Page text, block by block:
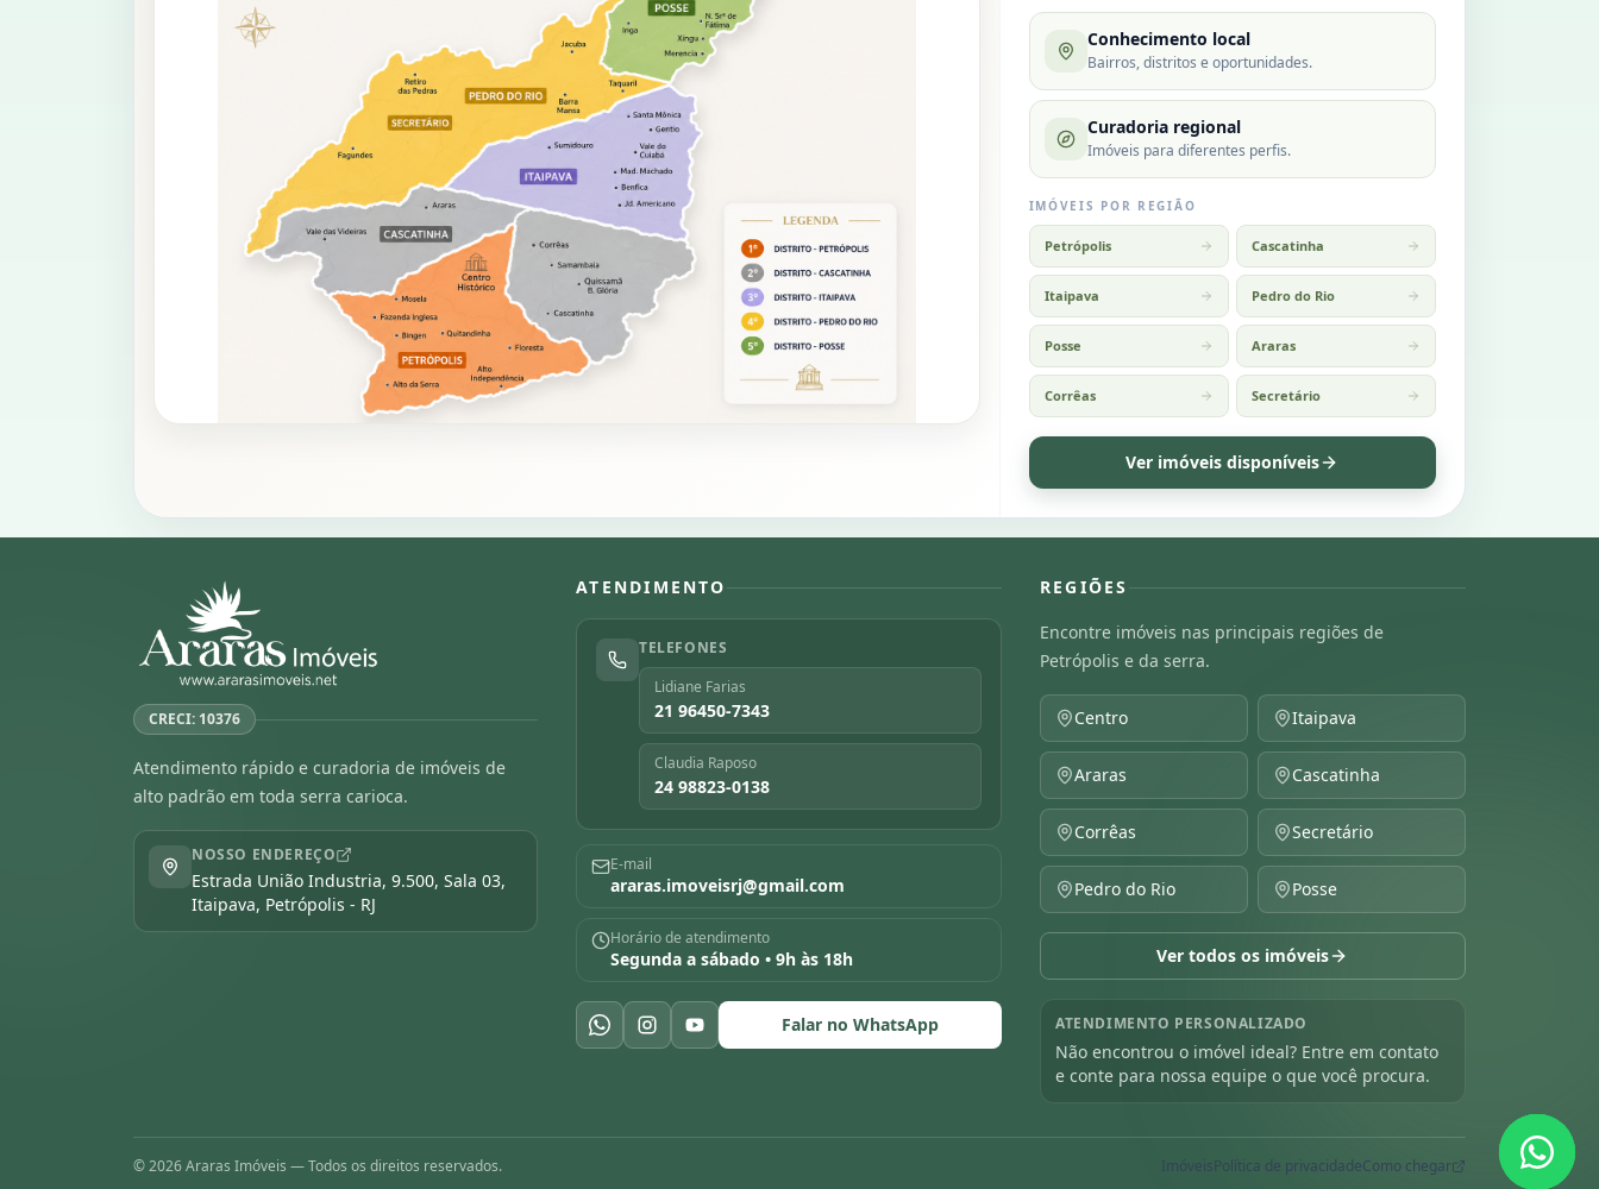
Conhecimento local
Bairros, distritos e oportunidades.
Curadoria regional
Imóveis para diferentes perfis.
IMÓVEIS POR REGIÃO
Petrópolis Cascatinha
Itaipava Pedro do Rio
Posse Araras
Corrêas Secretário
Ver imóveis disponíveis
CRECI: 10376
Atendimento rápido e curadoria de imóveis de
alto padrão em toda serra carioca.
NOSSO ENDEREÇO
Estrada União Industria, 9.500, Sala 03,
Itaipava, Petrópolis - RJ
ATENDIMENTO
TELEFONES
Lidiane Farias
21 96450-7343
Claudia Raposo
24 98823-0138
E-mail
araras.imoveisrj@gmail.com
Horário de atendimento
Segunda a sábado • 9h às 18h
Falar no WhatsApp
REGIÕES
Encontre imóveis nas principais regiões de
Petrópolis e da serra.
Centro Itaipava
Araras Cascatinha
Corrêas Secretário
Pedro do Rio Posse
Ver todos os imóveis
ATENDIMENTO PERSONALIZADO
Não encontrou o imóvel ideal? Entre em contato
e conte para nossa equipe o que você procura.
©2026Araras Imóveis — Todos os direitos reservados. ImóveisPolítica de privacidadeComo chegar